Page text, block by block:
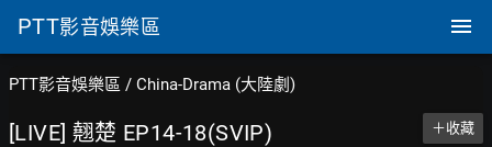
PTT影音娛樂區
PTT影音娛樂區 / China-Drama (大陸劇)
[LIVE] 翹楚 EP14-18(SVIP) ＋收藏